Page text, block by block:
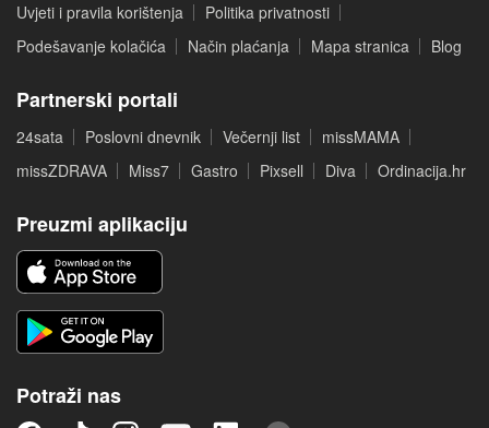
Uvjeti i pravila korištenja
Politika privatnosti
Podešavanje kolačića
Način plaćanja Mapa stranica Blog
Partnerski portali
24sata Poslovni dnevnik Večernji list
missMAMA
missZDRAVA
Miss7 Gastro Pixsell Diva Ordinacija.hr
Preuzmi aplikaciju
Potraži nas